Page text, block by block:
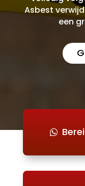
Asbest
een